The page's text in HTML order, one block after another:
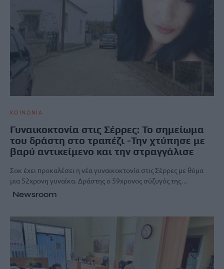
ΚΟΙΝΩΝΙΑ
Γυναικοκτονία στις Σέρρες: Το σημείωμα
του δράστη στο τραπέζι -Την χτύπησε με
βαρύ αντικείμενο και την στραγγάλισε
Σοκ έχει προκαλέσει η νέα γυναικοκτονία στις Σέρρες με θύμα
μια 52χρονη γυναίκα. Δράστης ο 59χρονος σύζυγός της…
Newsroom